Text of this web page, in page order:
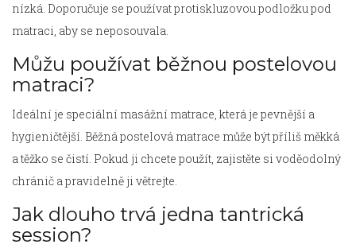
nízká. Doporučuje se používat protiskluzovou podložku pod
matraci, aby se neposouvala.
Můžu používat běžnou postelovou
matraci?
Ideální je speciální masážní matrace, která je pevnější a
hygieničtější. Běžná postelová matrace může být příliš měkká
a těžko se čistí. Pokud ji chcete použít, zajistěte si voděodolný
chránič a pravidelně ji větrejte.
Jak dlouho trvá jedna tantrická
session?